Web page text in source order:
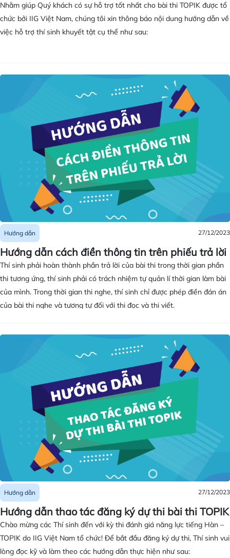
Nhằm giúp Quý khách có sự hỗ trợ tốt nhất cho bài thi TOPIK được tổ
chức bởi IIG Việt Nam, chúng tôi xin thông báo nội dung hướng dẫn về
việc hỗ trợ thí sinh khuyết tật cụ thể như sau:
Hướng dẫn 27/12/2023
Hướng dẫn cách điền thông tin trên phiếu trả lời
Thí sinh phải hoàn thành phần trả lời của bài thi trong thời gian phần
thi tương ứng, thí sinh phải có trách nhiệm tự quản lí thời gian làm bài
của mình. Trong thời gian thi nghe, thí sinh chỉ được phép điền đán án
của bài thi nghe và tương tự đối với thi đọc và thi viết.
Hướng dẫn 27/12/2023
Hướng dẫn thao tác đăng ký dự thi bài thi TOPIK
Chào mừng các Thí sinh đến với kỳ thi đánh giá năng lực tiếng Hàn –
TOPIK do IIG Việt Nam tổ chức! Để bắt đầu đăng ký dự thi, Thí sinh vui
lòng đọc kỹ và làm theo các hướng dẫn thực hiện như sau: